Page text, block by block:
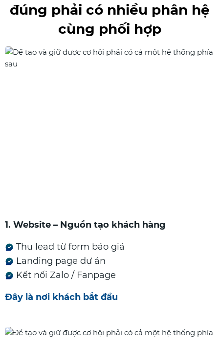
đúng phải có nhiều phân hệ
cùng phối hợp
1. Website – Nguồn tạo khách hàng
Thu lead từ form báo giá
Landing page dự án
Kết nối Zalo / Fanpage
Đây là nơi khách bắt đầu